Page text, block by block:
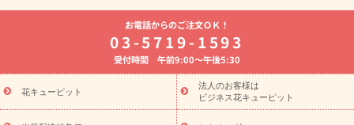
よく贈られる花
お祝いの花特集
誕生日フラワーギフト特
8月の誕生花(トルコキキョウ) 開店・開業祝い
お供え・お悔やみ お供え・お悔やみの花
十九日法要以降に贈る花
通夜・葬儀に贈る花
プリザーブドフラワー
季節のイベント
ひまわり ギフト・プレ
ゼント特集
お盆 花（新盆・初盆） 季節のイベント
（新盆・初盆）
お盆 花（新盆・初盆）
お盆・お供え 花とセッ
お電話からのご注文ＯＫ！
03-5719-1593
受付時間 午前9:00～午後5:30
花キューピット
法人のお客様は
ビジネス花キューピット